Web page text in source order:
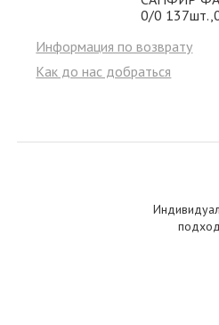
0/0
Информация по возврату
Как до нас добраться
подход